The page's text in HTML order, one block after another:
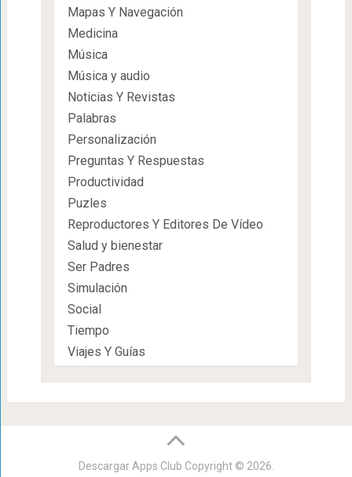
Mapas Y Navegación
Medicina
Música
Música y audio
Noticias Y Revistas
Palabras
Personalización
Preguntas Y Respuestas
Productividad
Puzles
Reproductores Y Editores De Vídeo
Salud y bienestar
Ser Padres
Simulación
Social
Tiempo
Viajes Y Guías
Descargar Apps Club Copyright © 2026.